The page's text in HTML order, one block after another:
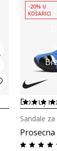
-20% U
KOŠARICI
Sandale